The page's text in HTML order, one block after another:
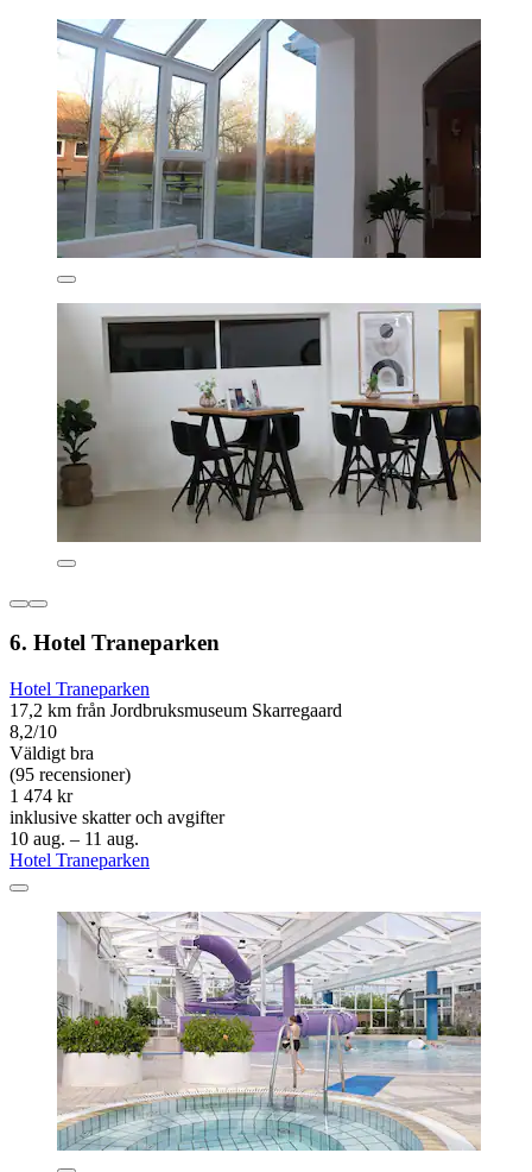
6. Hotel Traneparken
Hotel Traneparken
17,2 km från Jordbruksmuseum Skarregaard
8,2/10
Väldigt bra
(95 recensioner)
1 474 kr
inklusive skatter och avgifter
10 aug. – 11 aug.
Hotel Traneparken